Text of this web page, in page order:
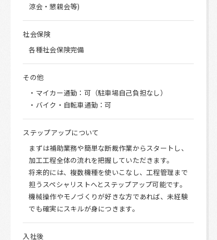
涼会・懇親会等)
社会保険
各種社会保険完備
その他
・マイカー通勤：可（駐車場自己負担なし）
・バイク・自転車通勤：可
ステップアップについて
まずは補助業務や簡単な断裁作業からスタートし、
加工工程全体の流れを把握していただきます。
将来的には、複数機種を使いこなし、工程管理まで
担うスペシャリストへとステップアップ可能です。
機械操作やモノづくりが好きな方であれば、未経験
でも確実にスキルが身につきます。
入社後